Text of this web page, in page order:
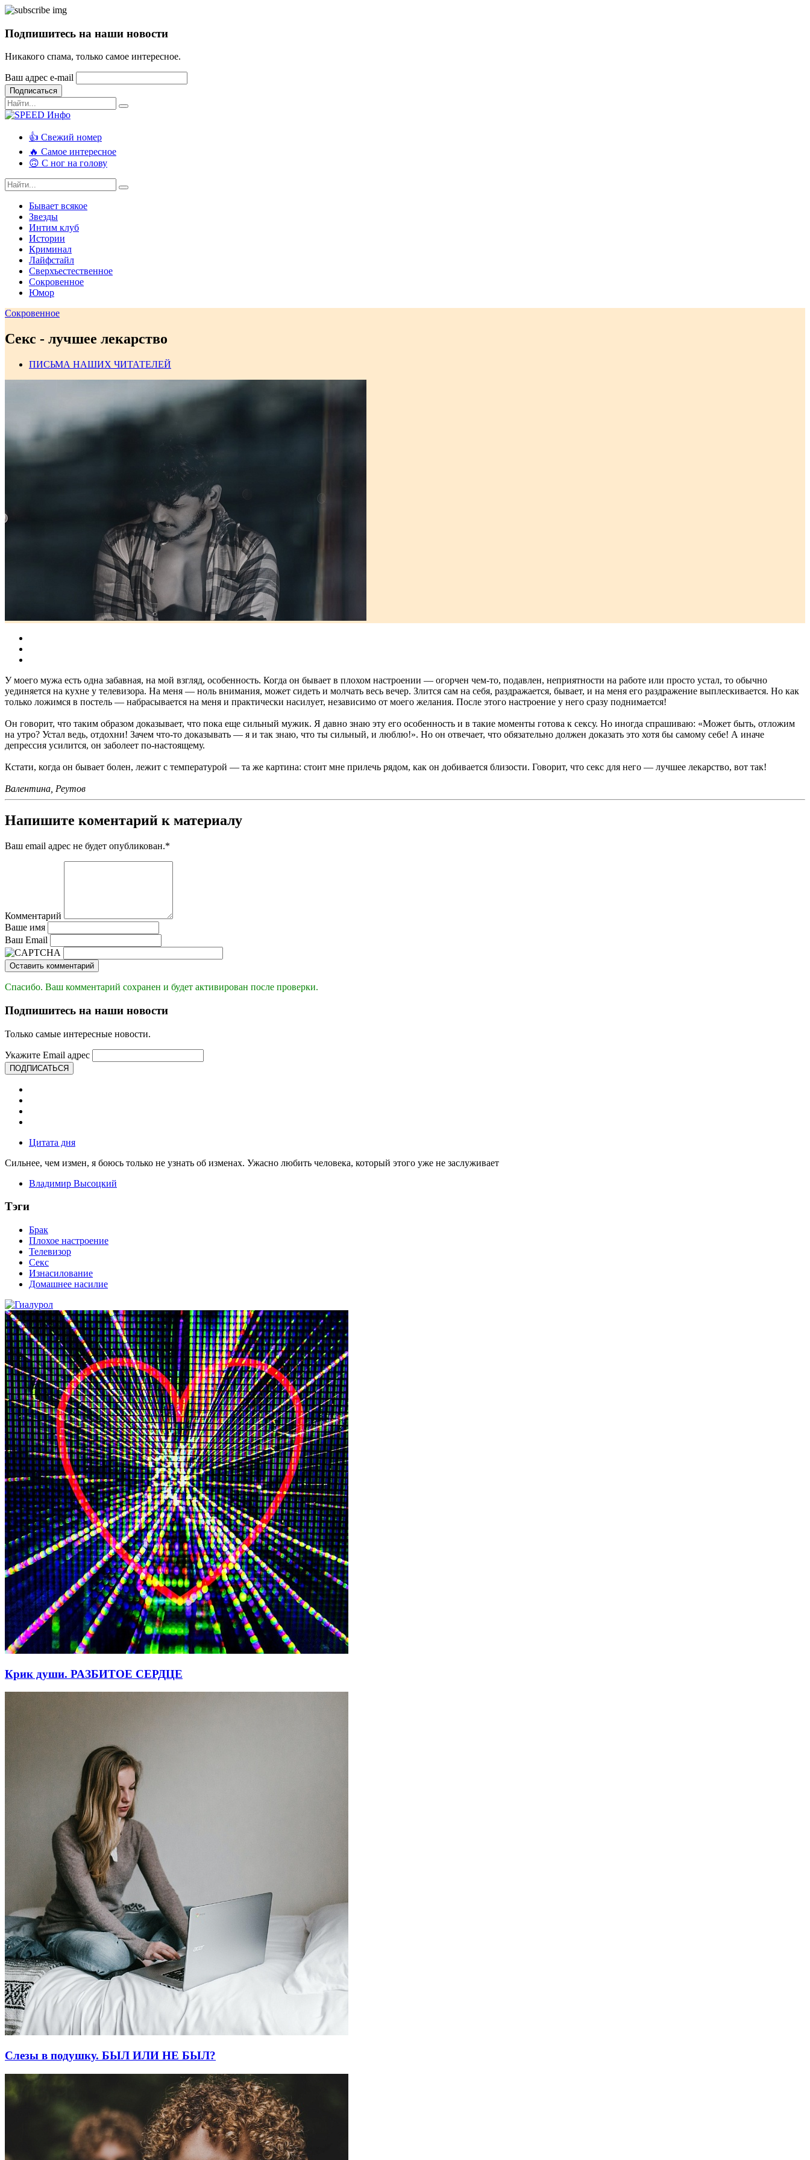
Подпишитесь на наши новости
Никакого спама, только самое интересное.
Ваш адрес e-mail
Подписаться
👍 Свежий номер
🔥 Самое интересное
🙃 С ног на голову
Бывает всякое
Звезды
Интим клуб
Истории
Криминал
Лайфстайл
Сверхъестественное
Сокровенное
Юмор
Сокровенное
Секс - лучшее лекарство
ПИСЬМА НАШИХ ЧИТАТЕЛЕЙ
У моего мужа есть одна забавная, на мой взгляд, особенность. Когда он бывает в плохом настроении — огорчен чем-то, подавлен, неприятности на работе или просто устал, то обычно
уединяется на кухне у телевизора. На меня — ноль внимания, может сидеть и молчать весь вечер. Злится сам на себя, раздражается, бывает, и на меня его раздражение выплескивается. Но как
только ложимся в постель — набрасывается на меня и практически насилует, независимо от моего желания. После этого настроение у него сразу поднимается!
Он говорит, что таким образом доказывает, что пока еще сильный мужик. Я давно знаю эту его особенность и в такие моменты готова к сексу. Но иногда спрашиваю: «Может быть, отложим
на утро? Устал ведь, отдохни! Зачем что-то доказывать — я и так знаю, что ты сильный, и люблю!». Но он отвечает, что обязательно должен доказать это хотя бы самому себе! А иначе
депрессия усилится, он заболеет по-настоящему.
Кстати, когда он бывает болен, лежит с температурой — та же картина: стоит мне прилечь рядом, как он добивается близости. Говорит, что секс для него — лучшее лекарство, вот так!
Валентина, Реутов
Напишите коментарий к материалу
Ваш email адрес не будет опубликован.*
Комментарий
Ваше имя
Ваш Email
Оставить комментарий
Спасибо. Ваш комментарий сохранен и будет активирован после проверки.
Подпишитесь на наши новости
Только самые интересные новости.
Укажите Email адрес
ПОДПИСАТЬСЯ
Цитата дня
Сильнее, чем измен, я боюсь только не узнать об изменах. Ужасно любить человека, который этого уже не заслуживает
Владимир Высоцкий
Тэги
Брак
Плохое настроение
Телевизор
Секс
Изнасилование
Домашнее насилие
Крик души. РАЗБИТОЕ СЕРДЦЕ
Слезы в подушку. БЫЛ ИЛИ НЕ БЫЛ?